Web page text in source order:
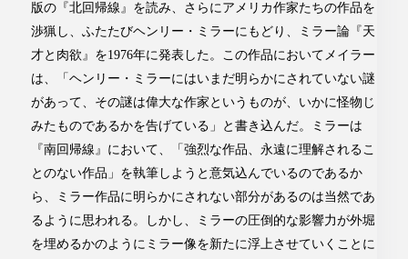
版の『北回帰線』を読み、さらにアメリカ作家たちの作品を
渉猟し、ふたたびヘンリー・ミラーにもどり、ミラー論『天
才と肉欲』を1976年に発表した。この作品においてメイラー
は、「ヘンリー・ミラーにはいまだ明らかにされていない謎
があって、その謎は偉大な作家というものが、いかに怪物じ
みたものであるかを告げている」と書き込んだ。ミラーは
『南回帰線』において、「強烈な作品、永遠に理解されるこ
とのない作品」を執筆しようと意気込んでいるのであるか
ら、ミラー作品に明らかにされない部分があるのは当然であ
るように思われる。しかし、ミラーの圧倒的な影響力が外堀
を埋めるかのようにミラー像を新たに浮上させていくことに